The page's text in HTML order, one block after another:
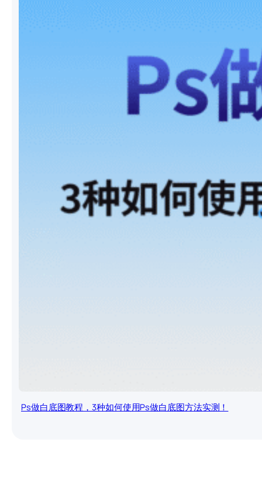
Ps做白底图教程，3种如何使用Ps做白底图方法实测！